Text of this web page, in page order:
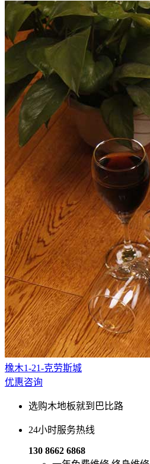
橡木1-21-克劳斯城
优惠咨询
选购木地板就到巴比路
24小时服务热线
130 8662 6868